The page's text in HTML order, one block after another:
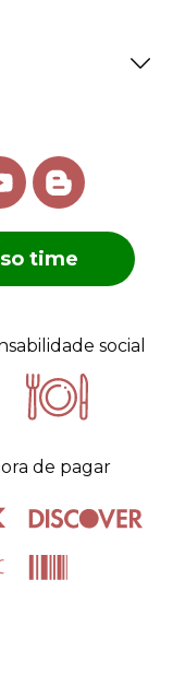
time
social
de pagar